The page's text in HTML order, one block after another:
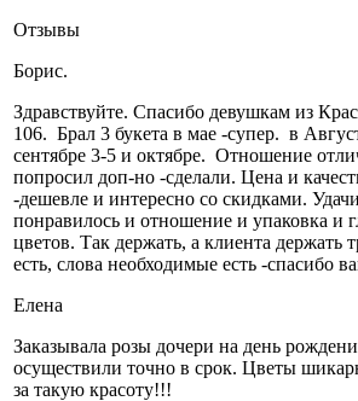
Отзывы
Борис.
Здравствуйте. Cпасибо девушкам из
106. Брал 3 букета в мае -супер. в
сентябре 3-5 и октябре. Отношение
попросил доп-но -сделали. Цена и
-дешевле и интересно со скидками.
понравилось и отношение и упаковка и
цветов. Так держать, а клиента держать
есть, слова необходимые есть -спасибо
Елена
Заказывала розы дочери на день
осуществили точно в срок. Цветы
за такую красоту!!!